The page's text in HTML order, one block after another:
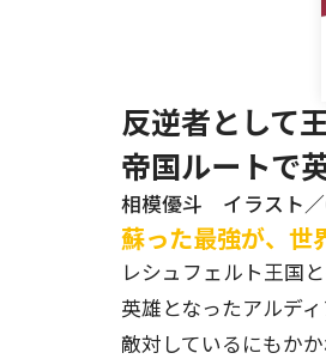
反逆者として
帝国ルートで
相模優斗 イラスト
蘇った最強が、世
レシュフェルト王国
英雄となったアルデ
敵対しているにもか